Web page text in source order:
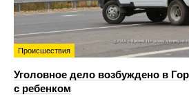
Происшествия
Уголовное дело возбуждено в
с ребенком